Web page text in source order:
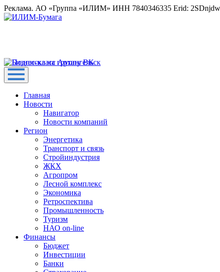
Реклама. АО «Группа «ИЛИМ» ИНН 7840346335 Erid:
Главная
Новости
Навигатор
Новости компаний
Регион
Энергетика
Транспорт и связь
Стройиндустрия
ЖКХ
Агропром
Лесной комплекс
Экономика
Ретроспектива
Промышленность
Туризм
НАО on-line
Финансы
Бюджет
Инвестиции
Банки